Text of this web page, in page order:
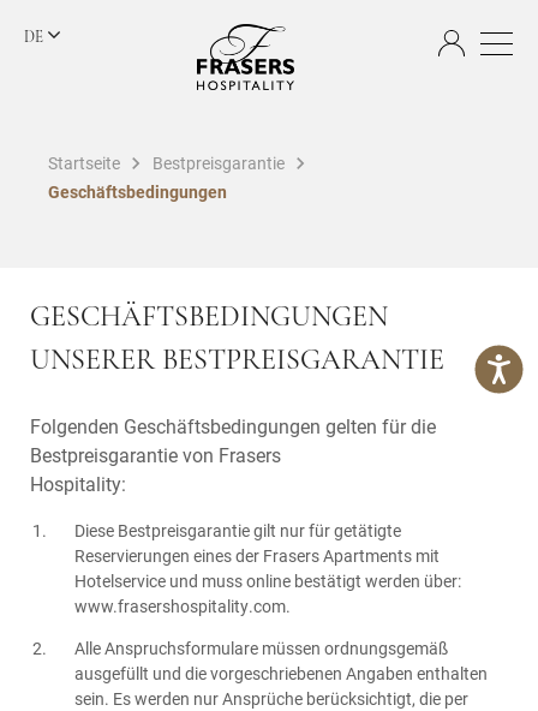
DE
Startseite
Bestpreisgarantie
Geschäftsbedingungen
GESCHÄFTSBEDINGUNGEN
UNSERER BESTPREISGARANTIE
Folgenden Geschäftsbedingungen gelten für die
Bestpreisgarantie von Frasers
Hospitality:
Diese Bestpreisgarantie gilt nur für getätigte
Reservierungen eines der Frasers Apartments mit
Hotelservice und muss online bestätigt werden über:
www.frasershospitality.com.
Alle Anspruchsformulare müssen ordnungsgemäß
ausgefüllt und die vorgeschriebenen Angaben enthalten
sein. Es werden nur Ansprüche berücksichtigt, die per